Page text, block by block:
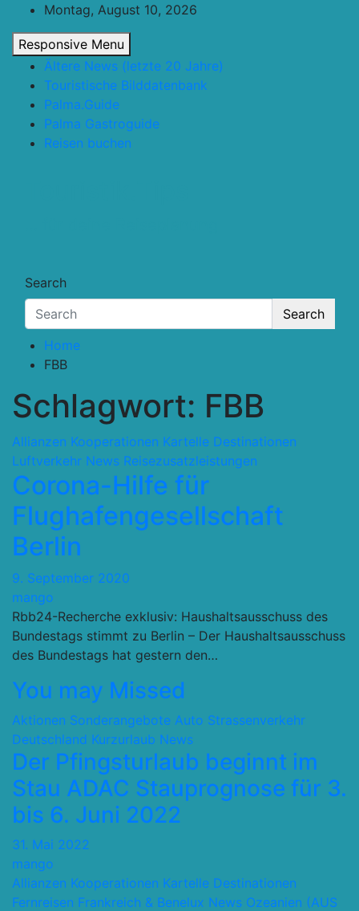
content
Montag, August 10, 2026
Responsive Menu
Ältere News (letzte 20 Jahre)
Touristische Bilddatenbank
Palma.Guide
Palma Gastroguide
Reisen buchen
Search
Search
Home
FBB
Schlagwort: FBB
Allianzen Kooperationen Kartelle Destinationen
Luftverkehr News Reisezusatzleistungen
Corona-Hilfe für
Flughafengesellschaft
Berlin
9. September 2020
mango
Rbb24-Recherche exklusiv: Haushaltsausschuss des
Bundestags stimmt zu Berlin – Der Haushaltsausschuss
des Bundestags hat gestern den…
You may Missed
Aktionen Sonderangebote Auto Strassenverkehr
Deutschland Kurzurlaub News
Der Pfingsturlaub beginnt im
Stau ADAC Stauprognose für 3.
bis 6. Juni 2022
31. Mai 2022
mango
Allianzen Kooperationen Kartelle Destinationen
Fernreisen Frankreich & Benelux News Ozeanien (AUS